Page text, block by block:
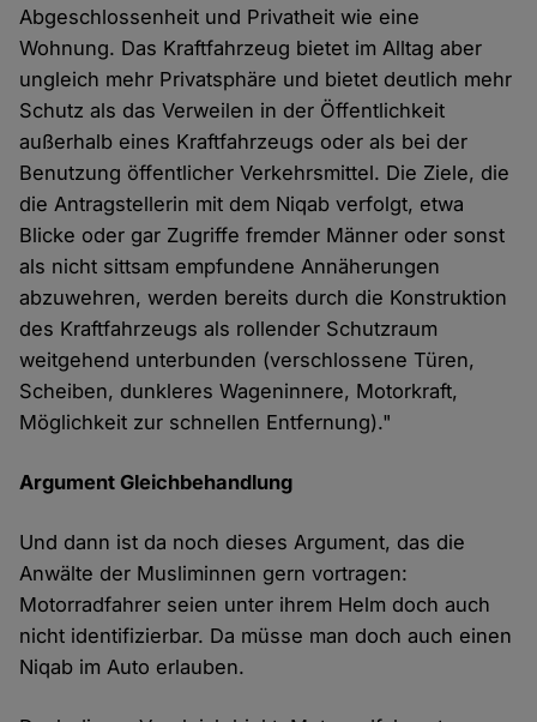
Abgeschlossenheit und Privatheit wie eine
Wohnung. Das Kraftfahrzeug bietet im Alltag aber
ungleich mehr Privatsphäre und bietet deutlich mehr
Schutz als das Verweilen in der Öffentlichkeit
außerhalb eines Kraftfahrzeugs oder als bei der
Benutzung öffentlicher Verkehrsmittel. Die Ziele, die
die Antragstellerin mit dem Niqab verfolgt, etwa
Blicke oder gar Zugriffe fremder Männer oder sonst
als nicht sittsam empfundene Annäherungen
abzuwehren, werden bereits durch die Konstruktion
des Kraftfahrzeugs als rollender Schutzraum
weitgehend unterbunden (verschlossene Türen,
Scheiben, dunkleres Wageninnere, Motorkraft,
Möglichkeit zur schnellen Entfernung)."
Argument Gleichbehandlung
Und dann ist da noch dieses Argument, das die
Anwälte der Musliminnen gern vortragen:
Motorradfahrer seien unter ihrem Helm doch auch
nicht identifizierbar. Da müsse man doch auch einen
Niqab im Auto erlauben.